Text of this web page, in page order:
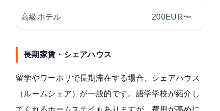
高級ホテル 200EUR〜
長期家賃・シェアハウス
留学やワーホリで長期滞在する場合、シェアハウス
（ルームシェア）が一般的です。語学学校が紹介し
てくれるホームステイもありますが、費用が高めに